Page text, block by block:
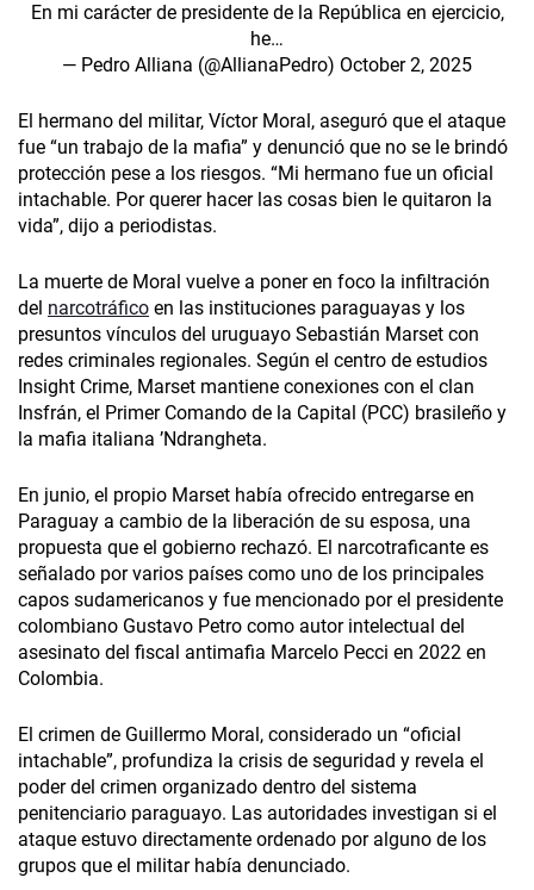
En mi carácter de presidente de la República en ejercicio,
he…
— Pedro Alliana (@AllianaPedro) October 2, 2025
El hermano del militar, Víctor Moral, aseguró que el ataque
fue “un trabajo de la mafia” y denunció que no se le brindó
protección pese a los riesgos. “Mi hermano fue un oficial
intachable. Por querer hacer las cosas bien le quitaron la
vida”, dijo a periodistas.
La muerte de Moral vuelve a poner en foco la infiltración
del narcotráfico en las instituciones paraguayas y los
presuntos vínculos del uruguayo Sebastián Marset con
redes criminales regionales. Según el centro de estudios
Insight Crime, Marset mantiene conexiones con el clan
Insfrán, el Primer Comando de la Capital (PCC) brasileño y
la mafia italiana ’Ndrangheta.
En junio, el propio Marset había ofrecido entregarse en
Paraguay a cambio de la liberación de su esposa, una
propuesta que el gobierno rechazó. El narcotraficante es
señalado por varios países como uno de los principales
capos sudamericanos y fue mencionado por el presidente
colombiano Gustavo Petro como autor intelectual del
asesinato del fiscal antimafia Marcelo Pecci en 2022 en
Colombia.
El crimen de Guillermo Moral, considerado un “oficial
intachable”, profundiza la crisis de seguridad y revela el
poder del crimen organizado dentro del sistema
penitenciario paraguayo. Las autoridades investigan si el
ataque estuvo directamente ordenado por alguno de los
grupos que el militar había denunciado.